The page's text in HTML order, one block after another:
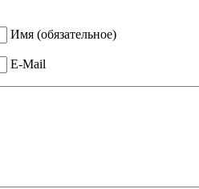
Имя (обязательное)
E-Mail